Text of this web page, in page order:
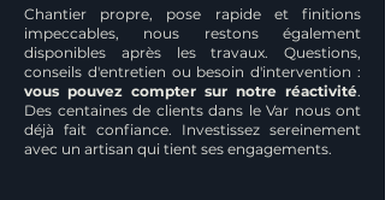
Chantier propre, pose rapide et finitions
impeccables, nous restons également
disponibles après les travaux. Questions,
conseils d'entretien ou besoin d'intervention :
vous pouvez compter sur notre réactivité.
Des centaines de clients dans le Var nous ont
déjà fait confiance. Investissez sereinement
avec un artisan qui tient ses engagements.